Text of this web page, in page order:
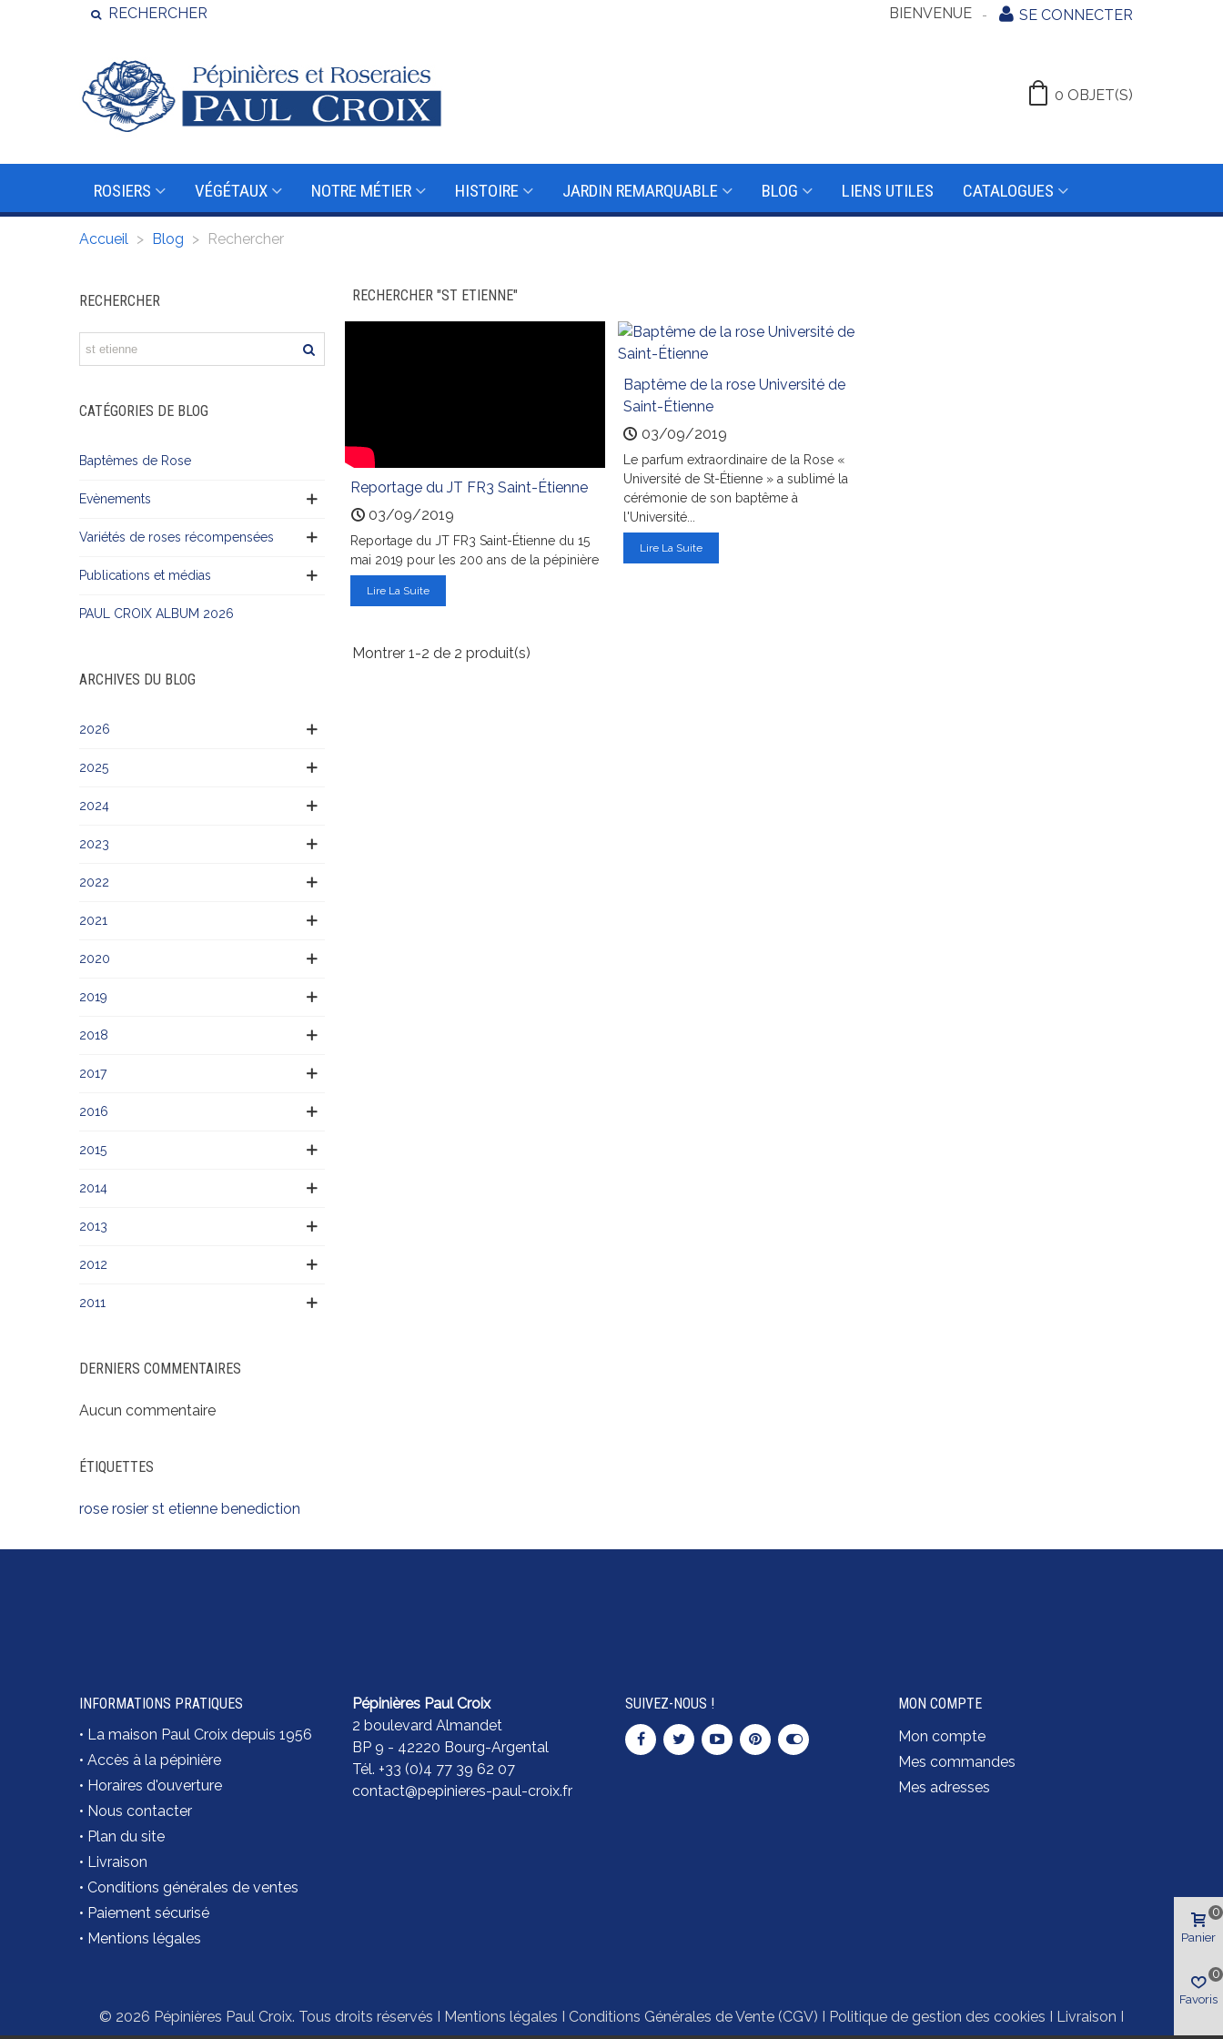
RECHERCHER BIENVENUE SE CONNECTER
0 OBJET(S)
ROSIERS VÉGÉTAUX NOTRE MÉTIER HISTOIRE JARDIN REMARQUABLE BLOG LIENS UTILES CATALOGUES
Accueil > Blog > Rechercher
RECHERCHER
CATÉGORIES DE BLOG
Baptêmes de Rose
Evènements
Variétés de roses récompensées
Publications et médias
PAUL CROIX ALBUM 2026
ARCHIVES DU BLOG
2026
2025
2024
2023
2022
2021
2020
2019
2018
2017
2016
2015
2014
2013
2012
2011
DERNIERS COMMENTAIRES
Aucun commentaire
ÉTIQUETTES
rose rosier st etienne benediction
RECHERCHER "ST ETIENNE"
Reportage du JT FR3 Saint-Étienne
03/09/2019
Reportage du JT FR3 Saint-Étienne du 15
mai 2019 pour les 200 ans de la pépinière
Lire La Suite
Baptême de la rose Université de
Saint-Étienne
03/09/2019
Le parfum extraordinaire de la Rose «
Université de St-Étienne » a sublimé la
cérémonie de son baptême à
l'Université...
Lire La Suite
Montrer 1-2 de 2 produit(s)
INFORMATIONS PRATIQUES
• La maison Paul Croix depuis 1956
• Accès à la pépinière
• Horaires d'ouverture
• Nous contacter
• Plan du site
• Livraison
• Conditions générales de ventes
• Paiement sécurisé
• Mentions légales
Pépinières Paul Croix
2 boulevard Almandet
BP 9 - 42220 Bourg-Argental
Tél. +33 (0)4 77 39 62 07
contact@pepinieres-paul-croix.fr
SUIVEZ-NOUS !
MON COMPTE
Mon compte
Mes commandes
Mes adresses
© 2026 Pépinières Paul Croix. Tous droits réservés I Mentions légales I Conditions Générales de Vente (CGV) I Politique de gestion des cookies I Livraison I
Panier
0
Favoris
0